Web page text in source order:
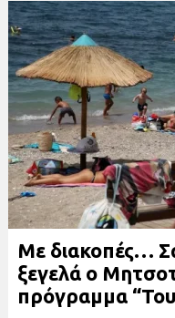
Με διακοπές…
ξεγελά ο
πρόγραμμα